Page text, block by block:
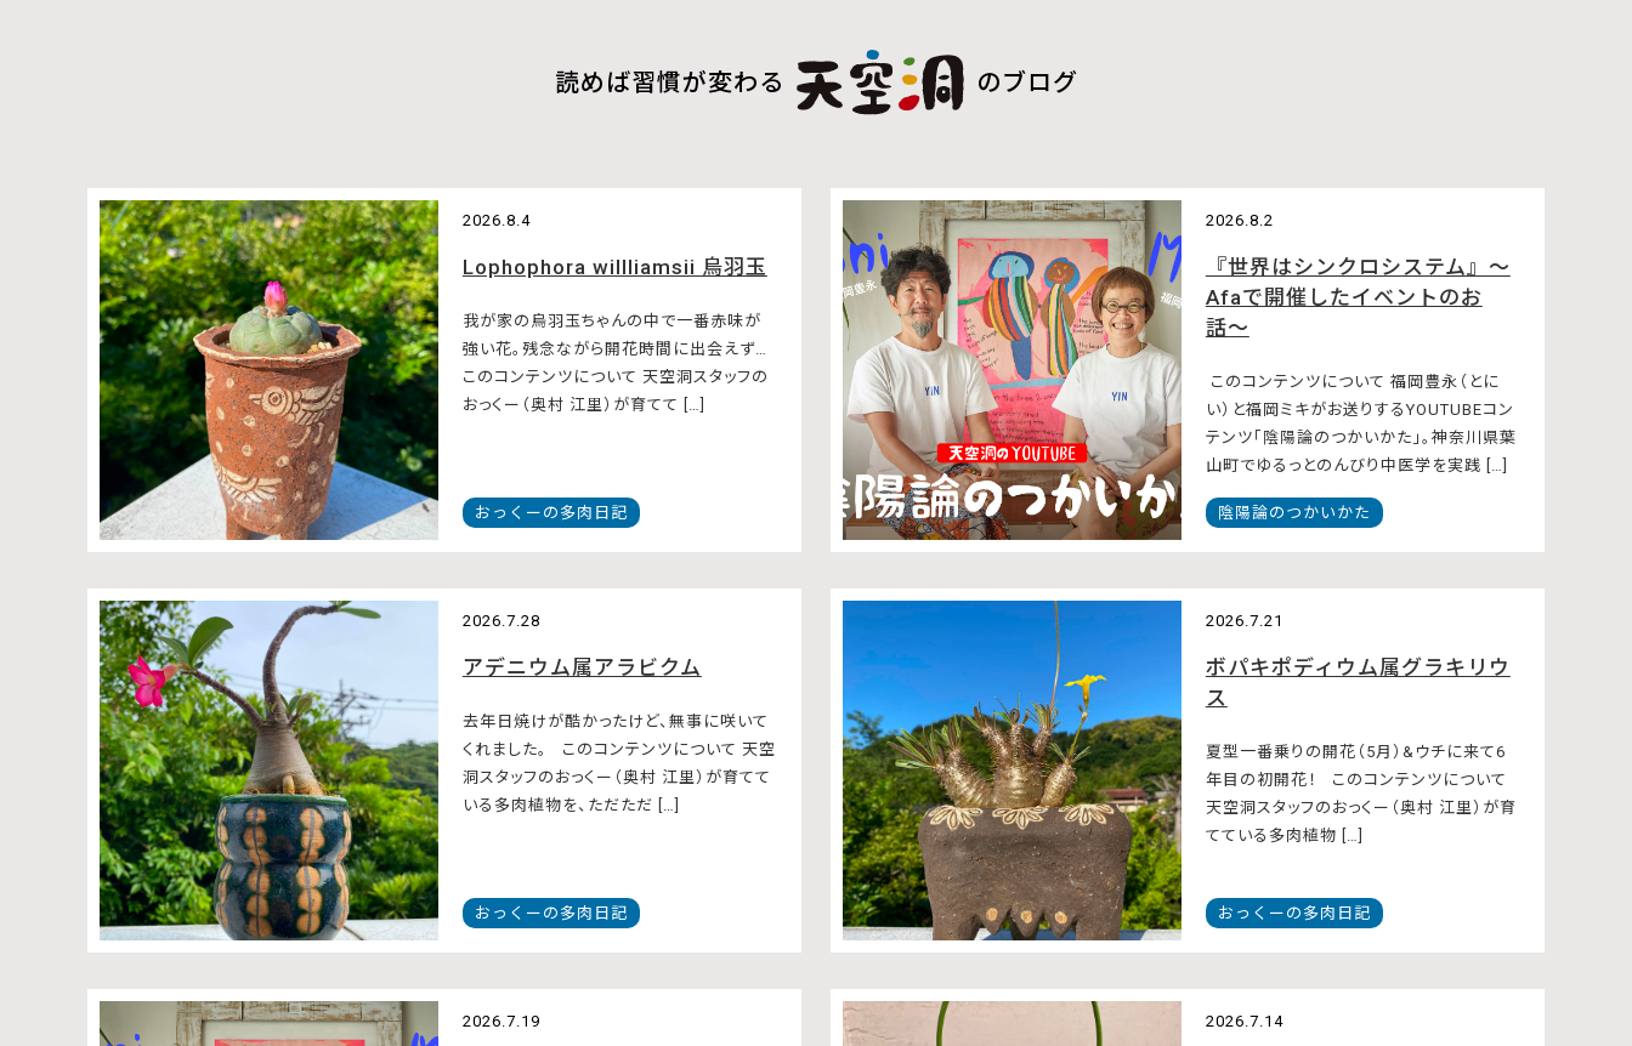
読めば習慣が変わる のブログ
2026.8.4
Lophophora willliamsii 烏羽玉
我が家の烏羽玉ちゃんの中で一番赤味が
強い花。残念ながら開花時間に出会えず…
このコンテンツについて 天空洞スタッフの
おっくー（奥村 江里）が育てて […]
おっくーの多肉日記
2026.8.2
『世界はシンクロシステム』〜
Afaで開催したイベントのお
話〜
このコンテンツについて 福岡豊永（とに
い）と福岡ミキがお送りするYOUTUBEコン
テンツ「陰陽論のつかいかた」。神奈川県葉
山町でゆるっとのんびり中医学を実践 […]
陰陽論のつかいかた
2026.7.28
アデニウム属アラビクム
去年日焼けが酷かったけど、無事に咲いて
くれました。 このコンテンツについて 天空
洞スタッフのおっくー（奥村 江里）が育てて
いる多肉植物を、ただただ […]
おっくーの多肉日記
2026.7.21
ボパキポディウム属グラキリウ
ス
夏型一番乗りの開花（5月）&ウチに来て6
年目の初開花！ このコンテンツについて
天空洞スタッフのおっくー（奥村 江里）が育
てている多肉植物 […]
おっくーの多肉日記
2026.7.19 2026.7.14